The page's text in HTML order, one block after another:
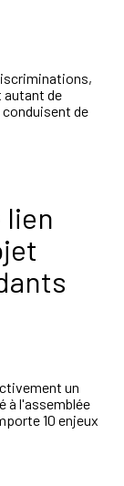
autant de
de
lien
un
à l'assemblée
10 enjeux